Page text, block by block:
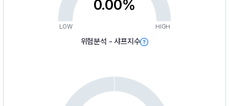
0.00%
LOW HIGH
위험분석 - 샤프지수